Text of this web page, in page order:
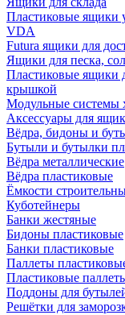
Пластиковые
VDA
Futura ящики для
Ящики для песка,
Пластиковые ящики
крышкой
Модульные системы
Аксессуары для
Вёдра, бидоны и
Бутыли и бутылки
Вёдра металлические
Вёдра пластиковые
Ёмкости
Куботейнеры
Банки жестяные
Бидоны пластиковые
Банки пластиковые
Паллеты
Пластиковые
Поддоны для
Решётки для